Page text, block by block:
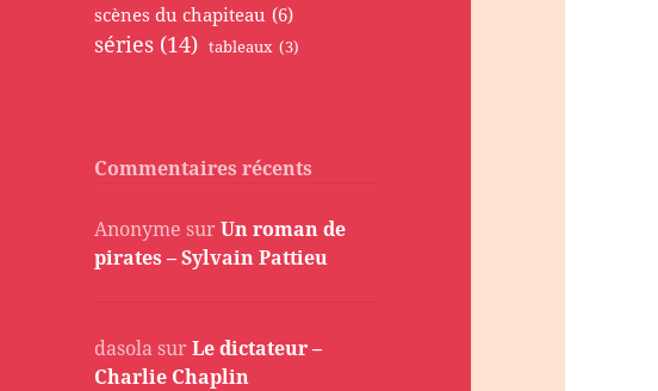
scènes du chapiteau (6)
séries (14) tableaux (3)
Commentaires récents
Anonyme surUn roman de
pirates – Sylvain Pattieu
dasolasurLe dictateur –
Charlie Chaplin